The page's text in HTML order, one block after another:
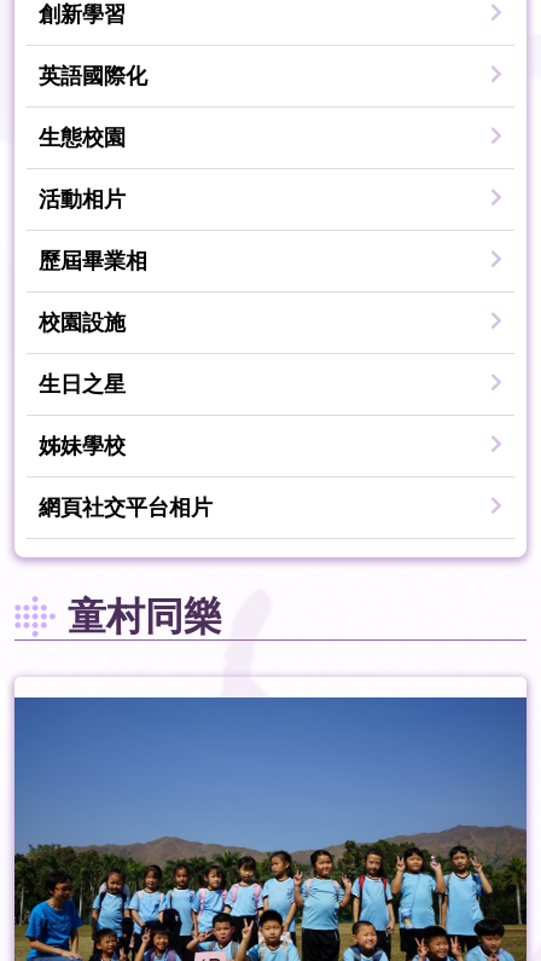
創新學習
英語國際化
生態校園
活動相片
歷屆畢業相
校園設施
生日之星
姊妹學校
網頁社交平台相片
童村同樂